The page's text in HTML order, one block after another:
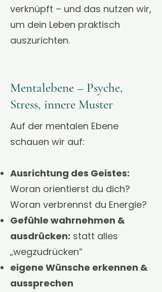
verknüpft – und das nutzen wir,
um dein Leben praktisch
auszurichten.
Mentalebene – Psyche,
Stress, innere Muster
Auf der mentalen Ebene
schauen wir auf:
Ausrichtung des Geistes:
Woran orientierst du dich?
Woran verbrennst du Energie?
Gefühle wahrnehmen &
ausdrücken: statt alles
„wegzudrücken“
eigene Wünsche erkennen &
aussprechen